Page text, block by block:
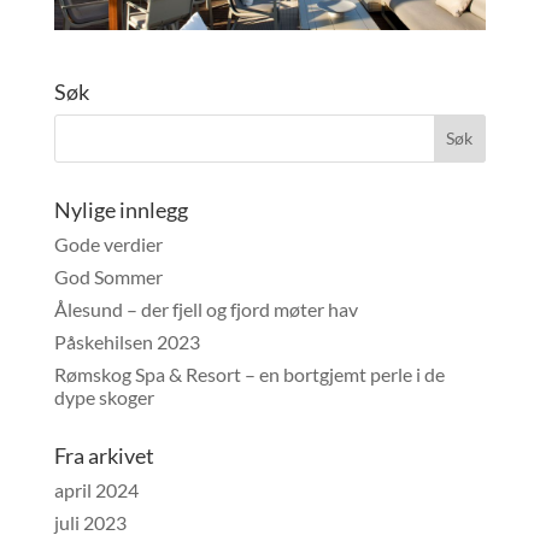
Søk
Nylige innlegg
Gode verdier
God Sommer
Ålesund – der fjell og fjord møter hav
Påskehilsen 2023
Rømskog Spa & Resort – en bortgjemt perle i de
dype skoger
Fra arkivet
april 2024
juli 2023